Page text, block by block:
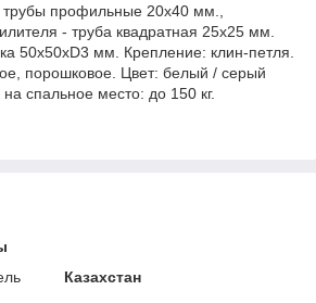
профильные 20х40 мм.,
- труба квадратная 25х25 мм.
50х50хD3 мм. Крепление: клин-петля.
порошковое. Цвет: белый / серый
на спальное место: до 150 кг.
Казахстан